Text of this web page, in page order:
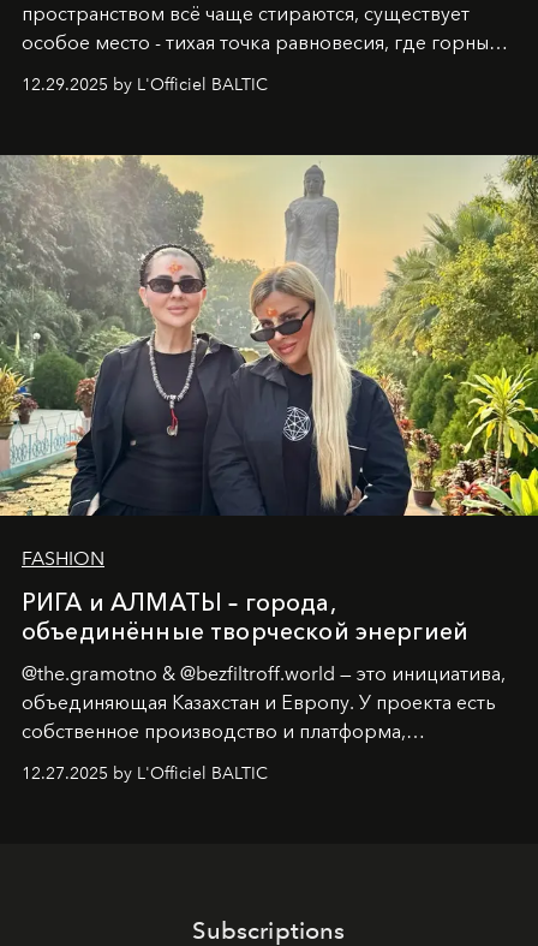
пространством всё чаще стираются, существует
особое место - тихая точка равновесия, где горные
глубинами человеческой души. Здесь, на стыке
Ольга Потапова - женщина, чей путь от поиска
истины превратился в искусство превращения
человеческих кризисов в возможности для
возрождения.
12.29.2025 by L'Officiel BALTIC
FASHION
РИГА и АЛМАТЫ – города,
объединённые творческой энергией
@the.gramotno & @bezfiltroff.world — это инициатива,
объединяющая Казахстан и Европу. У проекта есть
собственное производство и платформа,
решения для дизайнеров и молодых брендов.
12.27.2025 by L'Officiel BALTIC
Subscriptions